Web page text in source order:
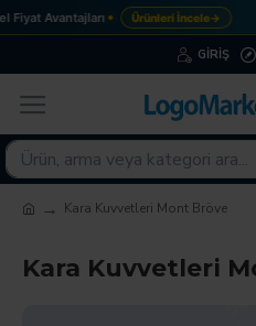
Avantajları Ürünleri İncele→
GIRIŞ
Kara Kuvvetleri Mont Bröve
Kara Kuvvetleri